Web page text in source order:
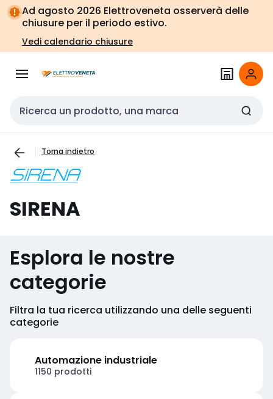
Vai alla
navigazione
Vai
alla
pagina
Ad agosto 2026 Elettroveneta osserverà delle
chiusure per il periodo estivo.
Vedi calendario chiusure
Cerca input
Torna indietro
SIRENA
Esplora le nostre
categorie
Filtra la tua ricerca utilizzando una delle seguenti
categorie
Automazione industriale
1150 prodotti